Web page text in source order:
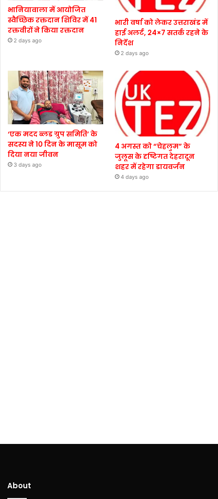
भानियावाला में आयोजित
स्वैच्छिक रक्तदान शिविर में 41
रक्तवीरों ने किया रक्तदान
2 days ago
भारी वर्षा को लेकर उत्तराखंड में
हाई अलर्ट, 24×7 सतर्क रहने के
निर्देश
2 days ago
‘एक मदद ब्लड ग्रुप समिति’ के
सदस्य ने 10 दिन के मासूम को
दिया नया जीवन
3 days ago
4 अगस्त को “चेहलुम” के
जुलूस के दृष्टिगत देहरादून
शहर में रहेगा डायवर्जन
4 days ago
About